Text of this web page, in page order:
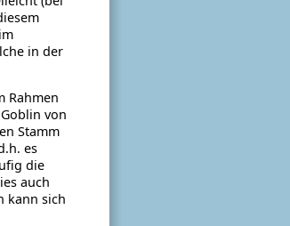
in der
Rahmen
von
Stamm
es
die
auch
kann sich